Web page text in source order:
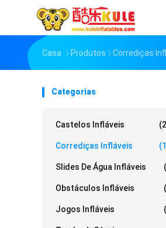
Casa Produtos Corrediças
Categorias
Castelos Infláveis
Corrediças Infláveis
Slides De Água Infláveis
Obstáculos Infláveis
Jogos Infláveis